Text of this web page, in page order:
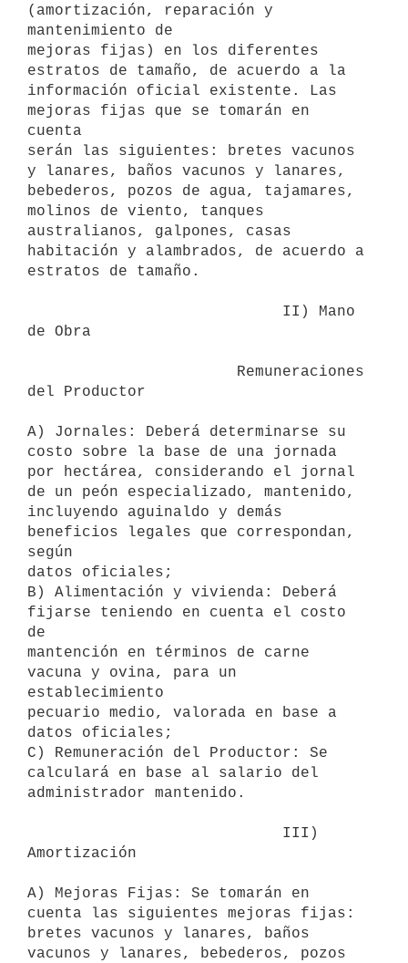
(amortización, reparación y
mantenimiento de
mejoras fijas) en los diferentes
estratos de tamaño, de acuerdo a la
información oficial existente. Las
mejoras fijas que se tomarán en
cuenta
serán las siguientes: bretes vacunos
y lanares, baños vacunos y lanares,
bebederos, pozos de agua, tajamares,
molinos de viento, tanques
australianos, galpones, casas
habitación y alambrados, de acuerdo a
estratos de tamaño.
de Obra
del Productor
A) Jornales: Deberá determinarse su
costo sobre la base de una jornada
por hectárea, considerando el jornal
de un peón especializado, mantenido,
incluyendo aguinaldo y demás
beneficios legales que correspondan,
según
datos oficiales;
B) Alimentación y vivienda: Deberá
fijarse teniendo en cuenta el costo
de
mantención en términos de carne
vacuna y ovina, para un
establecimiento
pecuario medio, valorada en base a
datos oficiales;
C) Remuneración del Productor: Se
calculará en base al salario del
administrador mantenido.
Amortización
A) Mejoras Fijas: Se tomarán en
cuenta las siguientes mejoras fijas:
bretes vacunos y lanares, baños
vacunos y lanares, bebederos, pozos